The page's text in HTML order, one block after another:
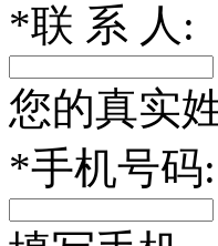
*联 系 人:
您的真实
*手机号码: